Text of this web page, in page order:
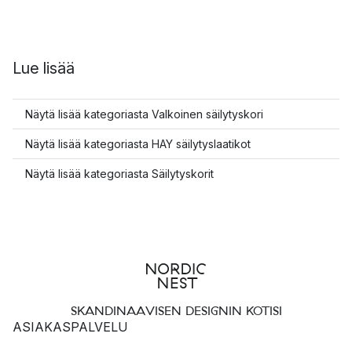
Lue lisää
Näytä lisää kategoriasta Valkoinen säilytyskori
Näytä lisää kategoriasta HAY säilytyslaatikot
Näytä lisää kategoriasta Säilytyskorit
SKANDINAAVISEN DESIGNIN KOTISI
ASIAKASPALVELU